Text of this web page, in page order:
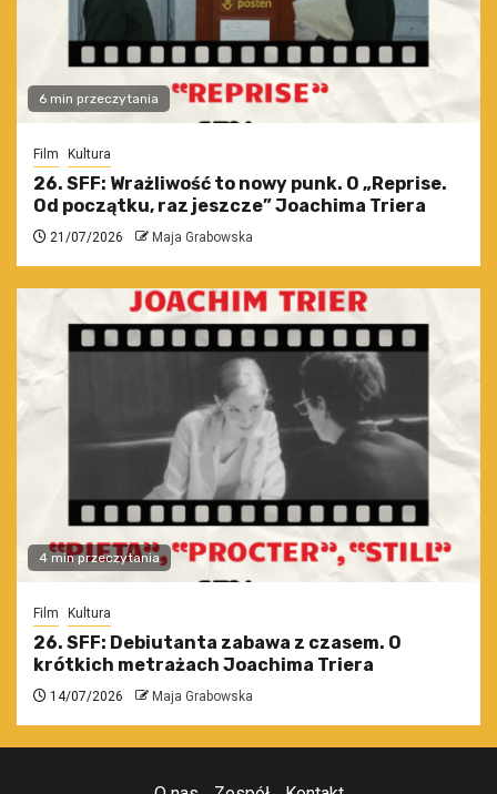
6 min przeczytania
Film Kultura
26. SFF: Wrażliwość to nowy punk. O „Reprise.
Od początku, raz jeszcze” Joachima Triera
21/07/2026 Maja Grabowska
4 min przeczytania
Film Kultura
26. SFF: Debiutanta zabawa z czasem. O
krótkich metrażach Joachima Triera
14/07/2026 Maja Grabowska